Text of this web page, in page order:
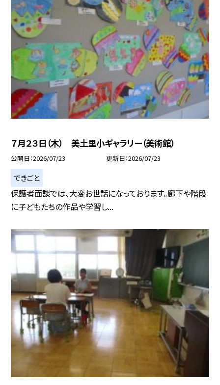
７月２３日（木） 美土里小ギャラリー（美術館）
公開日 2026/07/23 更新日 2026/07/23
できごと
保護者面談では、大変お世話になっております。廊下や階段
に子どもたちの作品や学習し...